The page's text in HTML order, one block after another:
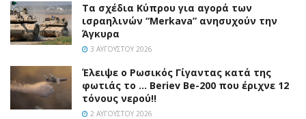
Τα σχέδια Κύπρου για αγορά των
ισραηλινών “Merkava” ανησυχούν την
Άγκυρα
3 ΑΥΓΟΎΣΤΟΥ 2026
Έλειψε ο Ρωσικός Γίγαντας κατά της
φωτιάς το … Beriev Be-200 που έριχνε 12
τόνους νερού!!
2 ΑΥΓΟΎΣΤΟΥ 2026